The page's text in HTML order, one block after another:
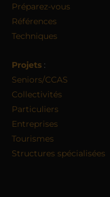
Préparez-vous
Références
Techniques
Projets :
Seniors/CCAS
Collectivités
Particuliers
Entreprises
Tourismes
Structures spécialisées